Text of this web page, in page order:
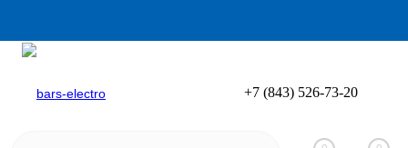
Вход
+7 (843) 526-73-20